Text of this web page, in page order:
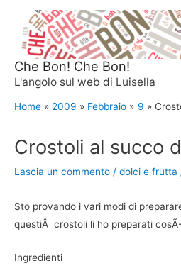
contenuto
Che Bon! Che Bon!
L'angolo sul web di Luisella
Home 2009 Febbraio 9
Crostoli al succo
Lascia un commento / dolci e frutta
Sto provando i vari modi di
questiÂ crostoli li ho preparati
Ingredienti